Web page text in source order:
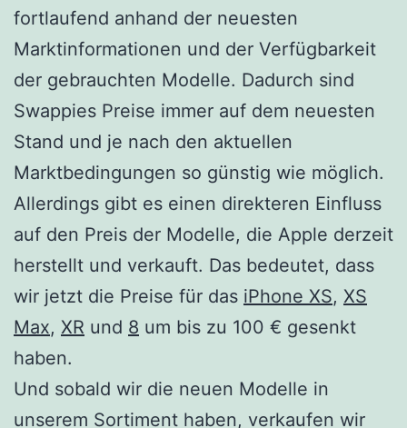
fortlaufend anhand der neuesten
Marktinformationen und der Verfügbarkeit
der gebrauchten Modelle. Dadurch sind
Swappies Preise immer auf dem neuesten
Stand und je nach den aktuellen
Marktbedingungen so günstig wie möglich.
Allerdings gibt es einen direkteren Einfluss
auf den Preis der Modelle, die Apple derzeit
herstellt und verkauft. Das bedeutet, dass
wir jetzt die Preise für das iPhone XS, XS
Max, XR und 8 um bis zu 100 € gesenkt
haben.
Und sobald wir die neuen Modelle in
unserem Sortiment haben, verkaufen wir